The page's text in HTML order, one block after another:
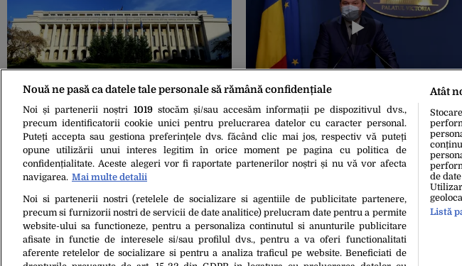
05 Mai 2025, 20:48
Care este procedura de formare a unui
nou GUVERN, după demisia lui Marcel
Ciolacu. Ce prevede Constituția și cum
se poate ajunge la alegeri anticipate
21 Oct. 2021, 21:21
VIDEO | Cseke Atila, despre noile
restricții: În ATI sunt aproape 100%
nevaccinați. La aceștia trebuie să ai o
reducere a posibilității de mișcare
Nouă ne pasă ca datele tale personale să rămână confidențiale
Noi și partenerii noștri 1019stocăm și/sau accesăm informații pe dispozitivul dvs.,
precum identificatorii cookie unici pentru prelucrarea datelor cu caracter personal.
Puteți accepta sau gestiona preferințele dvs. făcând clic mai jos, respectiv vă puteți
opune utilizării unui interes legitim în orice moment pe pagina cu politica de
confidențialitate. Aceste alegeri vor fi raportate partenerilor noștri și nu vă vor afecta
navigarea. Mai multe detalii
Noi si partenerii nostri (retelele de socializare si agentiile de publicitate partenere,
precum si furnizorii nostri de servicii de date analitice) prelucram date pentru a permite
website-ului sa functioneze, pentru a personaliza continutul si anunturile publicitare
afisate in functie de interesele si/sau profilul dvs., pentru a va oferi functionalitati
aferente retelelor de socializare si pentru a analiza traficul pe website. Beneficiati de
Atât
de
Listă